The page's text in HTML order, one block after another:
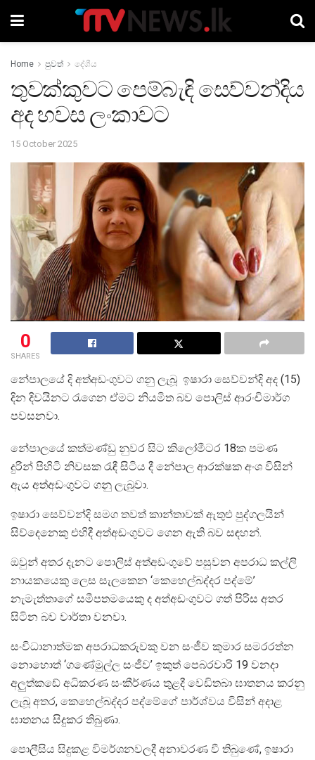
Home පුවත් දේශීය
තුවක්කුවට පෙම්බැඳි සෙව්වන්දිය
අද හවස ලංකාවට
15 October 2025
0
SHARES
නේපාලයේ දි අත්අඩංගුවට ගනු ලැබූ ඉෂාරා සෙව්වන්දි අද (15)
දින දිවයිනට රැගෙන ඒමට නියමිත බව පොලිස් ආරංචිමාර්ග
පවසනවා.
නේපාලයේ කත්මණ්ඩු නුවර සිට කිලෝමීටර 18ක පමණ
දුරින් පිහිටි නිවසක රැඳී සිටිය දී නේපාල ආරක්ෂක අංශ විසින්
ඇය අත්අඩංගුවට ගනු ලැබුවා.
ඉෂාරා සෙව්වන්දි සමග තවත් කාන්තාවක් ඇතුළු පුද්ගලයින්
සිව්දෙනෙකු එහිදී අත්අඩංගුවට ගෙන ඇති බව සඳහන්.
ඔවුන් අතර දැනට පොලිස් අත්අඩංගුවේ පසුවන අපරාධ කල්ලි
නායකයෙකු ලෙස සැලකෙන ‘කෙහෙල්බද්දර පද්මේ’
නැමැත්තාගේ සමීපතමයෙකු ද අත්අඩංගුවට ගත් පිරිස අතර
සිටින බව වාර්තා වනවා.
සංවිධානාත්මක අපරාධකරුවකු වන සංජීව කුමාර සමරරත්න
නො‍හොත් ‘ගණේමුල්ල සංජීව’ ඉකුත් පෙබරවාරි 19 වනදා
අලුත්කඩේ අධිකරණ සංකීර්ණය තුළදී වෙඩිතබා ඝාතනය කරනු
ලැබූ අතර, කෙහෙල්බද්දර පද්මේගේ පාර්ශ්වය විසින් අදාළ
ඝාතනය සිදුකර තිබුණා.
පොලීසිය සිදුකළ විමර්ශනවලදී අනාවරණ වී තිබුණේ, ඉෂාරා